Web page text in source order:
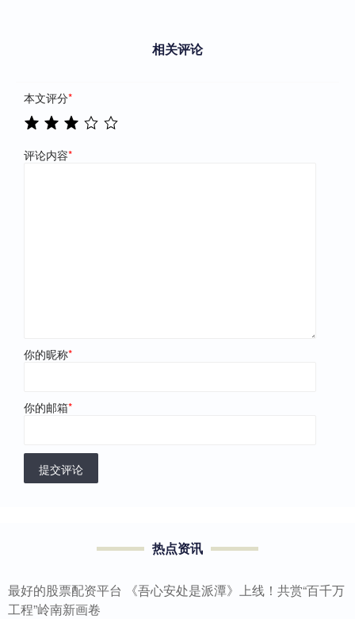
相关评论
本文评分*
评论内容*
你的昵称*
你的邮箱*
提交评论
热点资讯
最好的股票配资平台 《吾心安处是派潭》上线！共赏“百千万
工程”岭南新画卷